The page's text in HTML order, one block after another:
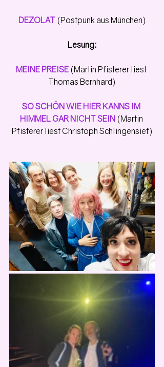
DEZOLAT (Postpunk aus München)
Lesung:
MEINE PREISE (Martin Pfisterer liest
Thomas Bernhard)
SO SCHÖN WIE HIER KANNS IM
HIMMEL GAR NICHT SEIN (Martin
Pfisterer liest Christoph Schlingensief)